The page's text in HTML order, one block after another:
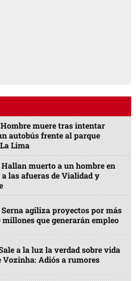
Hombre muere tras intentar
autobús frente al parque
Lima
Hallan muerto a un hombre en
a las afueras de Vialidad y
Serna agiliza proyectos por más
millones que generarán empleo
a la luz la verdad sobre vida
Vozinha: Adiós a rumores